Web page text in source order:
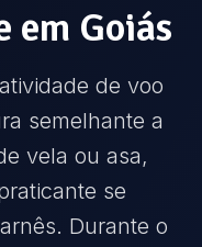
em Goiás
de voo
semelhante a
vela ou asa,
se
Durante o